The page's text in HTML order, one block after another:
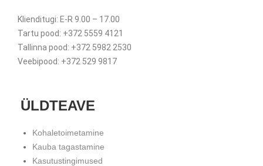
Klienditugi: E-R 9.00 – 17.00
Tartu pood: +372 5559 4121
Tallinna pood: +372 5982 2530
Veebipood: +372 529 9817
ÜLDTEAVE
Kohaletoimetamine
Kauba tagastamine
Kasutustingimused